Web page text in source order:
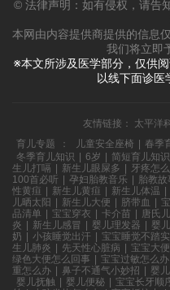
© 法律声明：如有侵权，请告
本网由内容提供商提供的信息
我们将立即
※本文所涉及医学部分，仅供
以线下面诊医
友情链接： 太平洋
育儿专题
： 儿童安全座椅 | 春季
冬季育儿知识 | 6岁 | 简短育儿知识
生儿打嗝 | 新生儿眼屎多 | 牙疼怎
100首必听 | 孕妇胎教音乐 | 胎教故
性黄疸 | 新生儿黄疸 | 新生儿体温 |
儿晒太阳 | 新生儿大便 | 脐带血 |
品清单 | 宝宝穿衣 | 卡介苗 | 唐氏儿
炎 | 新生儿感冒 | 婴儿理发器 | 婴
奶 | 小孩睡觉出汗 | 宝宝睡觉不踏实
生儿肺炎 | 先天性心脏病 | 宝宝大
绿色大便怎么回事 | 宝宝过敏怎么办
重怎么办 | 鼻子不通气小妙招 | 婴
婴儿抚触 | 婴儿便秘 | 宝宝长牙顺